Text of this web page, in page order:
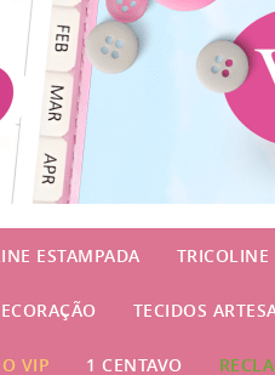
ESTAMPADA TRICOLINE
TECIDOS
VIP 1 CENTAVO